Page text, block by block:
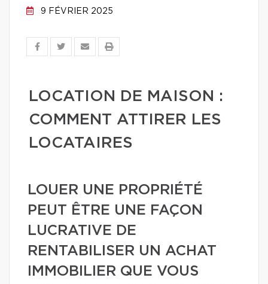
9 FÉVRIER 2025
LOCATION DE MAISON :
COMMENT ATTIRER LES
LOCATAIRES
LOUER UNE PROPRIÉTÉ
PEUT ÊTRE UNE FAÇON
LUCRATIVE DE
RENTABILISER UN ACHAT
IMMOBILIER QUE VOUS